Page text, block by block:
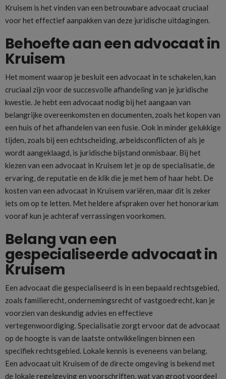
Kruisem is het vinden van een betrouwbare advocaat cruciaal
voor het effectief aanpakken van deze juridische uitdagingen.
Behoefte aan een advocaat in
Kruisem
Het moment waarop je besluit een advocaat in te schakelen, kan
cruciaal zijn voor de succesvolle afhandeling van je juridische
kwestie. Je hebt een advocaat nodig bij het aangaan van
belangrijke overeenkomsten en documenten, zoals het kopen van
een huis of het afhandelen van een fusie. Ook in minder gelukkige
tijden, zoals bij een echtscheiding, arbeidsconflicten of als je
wordt aangeklaagd, is juridische bijstand onmisbaar. Bij het
kiezen van een advocaat in Kruisem let je op de specialisatie, de
ervaring, de reputatie en de klik die je met hem of haar hebt. De
kosten van een advocaat in Kruisem variëren, maar dit is zeker
iets om op te letten. Met heldere afspraken over het honorarium
vooraf kun je achteraf verrassingen voorkomen.
Belang van een
gespecialiseerde advocaat in
Kruisem
Een advocaat die gespecialiseerd is in een bepaald rechtsgebied,
zoals familierecht, ondernemingsrecht of vastgoedrecht, kan je
voorzien van deskundig advies en effectieve
vertegenwoordiging. Specialisatie zorgt ervoor dat de advocaat
op de hoogte is van de laatste ontwikkelingen binnen een
specifiek rechtsgebied. Lokale kennis is eveneens van belang.
Een advocaat uit Kruisem of de directe omgeving is bekend met
de lokale regelgeving en voorschriften, wat van groot voordeel